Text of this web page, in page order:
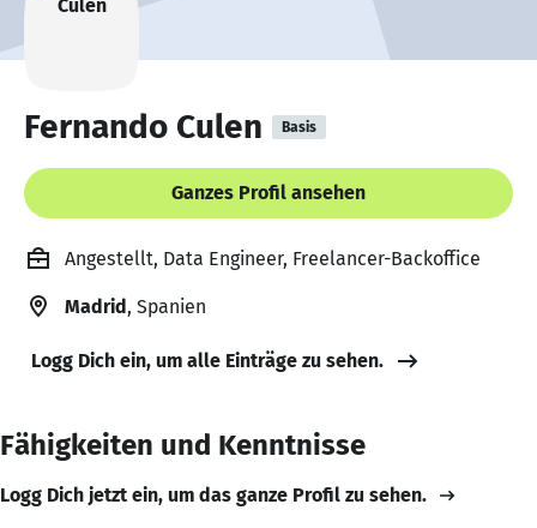
Fernando Culen Basis
Ganzes Profil ansehen
Angestellt, Data Engineer, Freelancer-Backoffice
Madrid, Spanien
Logg Dich ein, um alle Einträge zu sehen.
Fähigkeiten und Kenntnisse
Logg Dich jetzt ein, um das ganze Profil zu sehen.